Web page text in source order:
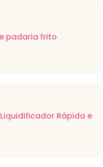
padaria frito
Rápida e